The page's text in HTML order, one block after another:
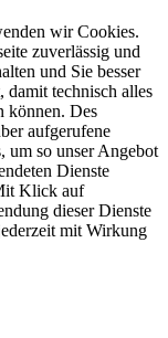
wir Cookies.
zuverlässig und
und Sie besser
damit technisch alles
können. Des
aufgerufene
um so unser Angebot
Dienste
Klick auf
dieser Dienste
mit Wirkung